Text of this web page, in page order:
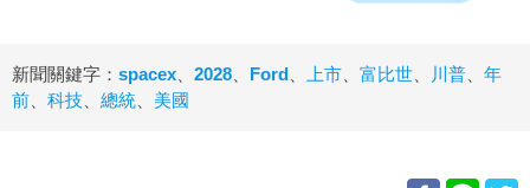
新聞關鍵字： spacex 2028 Ford 上市 富比世 川普
年
前
科技 總統 美國